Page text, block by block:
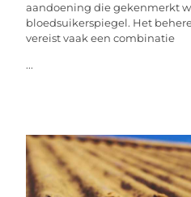
aandoening die gekenmerkt
bloedsuikerspiegel. Het
vereist vaak een combinatie
...